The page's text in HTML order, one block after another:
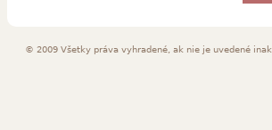
© 2009 Všetky práva vyhradené, ak nie je uvedené inak.